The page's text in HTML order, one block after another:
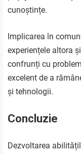
cunoștințe.
Implicarea în
experiențele altora
confrunți cu
excelent de a
și tehnologii.
Concluzie
Dezvoltarea